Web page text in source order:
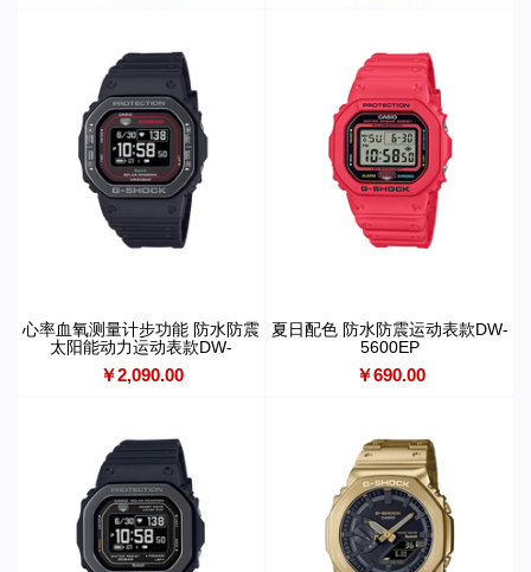
心率血氧测量计步功能 防水防震
太阳能动力运动表款DW-
H5600MB-1A4PR
￥2,090.00
夏日配色 防水防震运动表款DW-
5600EP
￥690.00